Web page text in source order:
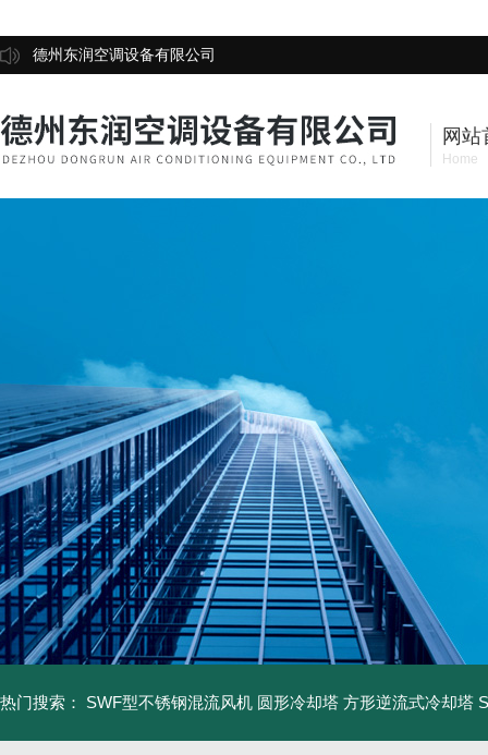
德州东润空调设备有限公司
网站
Home
热门搜索： SWF型不锈钢混流风机 圆形冷却塔 方形逆流式冷却塔